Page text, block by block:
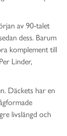
av 90-talet
dess. Barum
komplement till
Linder,
Däckets har en
livslängd och